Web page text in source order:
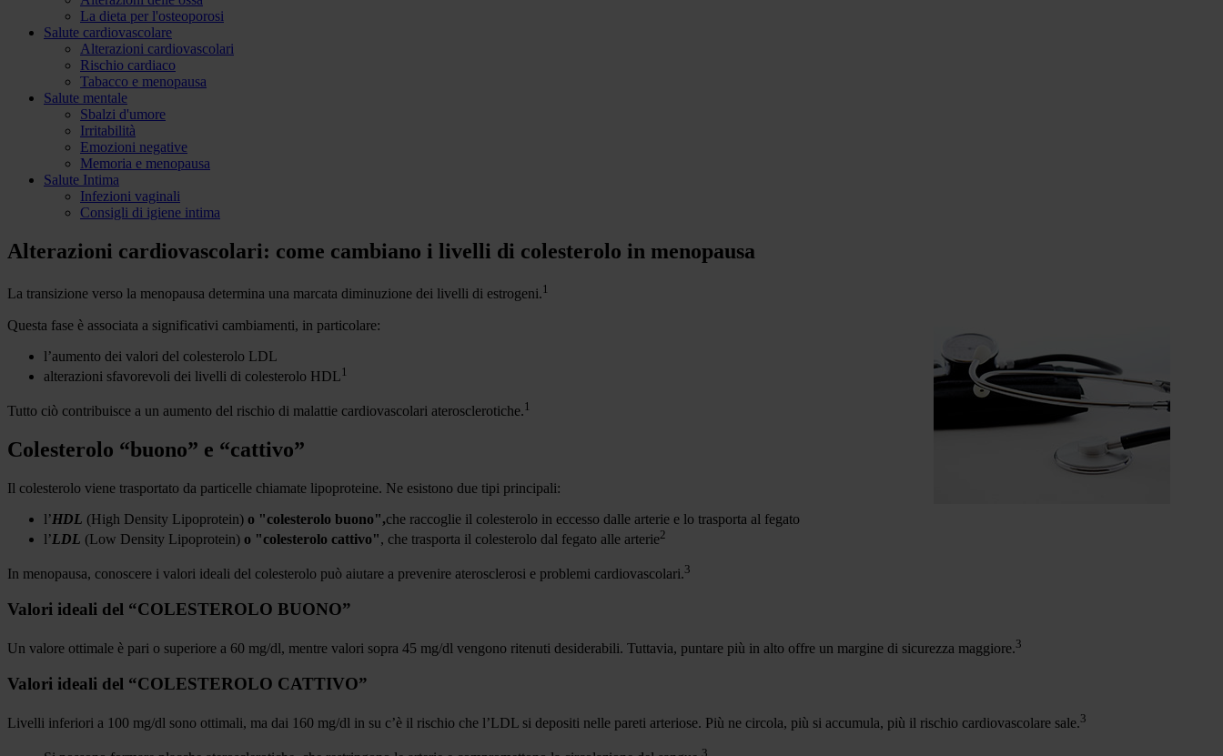
La dieta per l'osteoporosi
Salute cardiovascolare
Alterazioni cardiovascolari
Rischio cardiaco
Tabacco e menopausa
Salute mentale
Sbalzi d'umore
Irritabilità
Emozioni negative
Memoria e menopausa
Salute Intima
Infezioni vaginali
Consigli di igiene intima
Alterazioni cardiovascolari: come cambiano i livelli di colesterolo in menopausa
La transizione verso la menopausa determina una marcata diminuzione dei livelli di estrogeni.1
Questa fase è associata a significativi cambiamenti, in particolare:
l’aumento dei valori del colesterolo LDL
alterazioni sfavorevoli dei livelli di colesterolo HDL1
Tutto ciò contribuisce a un aumento del rischio di malattie cardiovascolari aterosclerotiche.1
Colesterolo “buono” e “cattivo”
Il colesterolo viene trasportato da particelle chiamate lipoproteine. Ne esistono due tipi principali:
l’HDL (High Density Lipoprotein) o "colesterolo buono",che raccoglie il colesterolo in eccesso dalle arterie e lo trasporta al fegato
l’LDL (Low Density Lipoprotein) o "colesterolo cattivo", che trasporta il colesterolo dal fegato alle arterie2
In menopausa, conoscere i valori ideali del colesterolo può aiutare a prevenire aterosclerosi e problemi cardiovascolari.3
Valori ideali del “COLESTEROLO BUONO”
Un valore ottimale è pari o superiore a 60 mg/dl, mentre valori sopra 45 mg/dl vengono ritenuti desiderabili. Tuttavia, puntare più in alto offre un margine di sicurezza maggiore.3
Valori ideali del “COLESTEROLO CATTIVO”
Livelli inferiori a 100 mg/dl sono ottimali, ma dai 160 mg/dl in su c’è il rischio che l’LDL si depositi nelle pareti arteriose. Più ne circola, più si accumula, più il rischio cardiovascolare sale.3
3